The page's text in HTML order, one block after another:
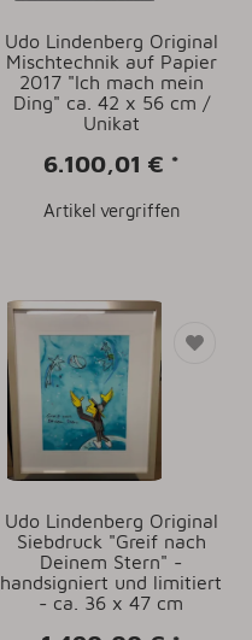
Udo Lindenberg Original
Mischtechnik auf Papier
2017 "Ich mach mein
Ding" ca. 42 x 56 cm /
Unikat
6.100,01 € *
Artikel vergriffen
Udo Lindenberg Original
Siebdruck "Greif nach
Deinem Stern" -
handsigniert und limitiert
- ca. 36 x 47 cm